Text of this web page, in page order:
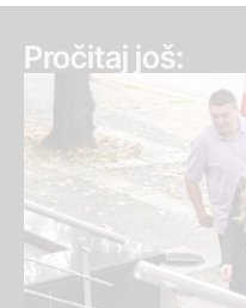
Pročitaj još: